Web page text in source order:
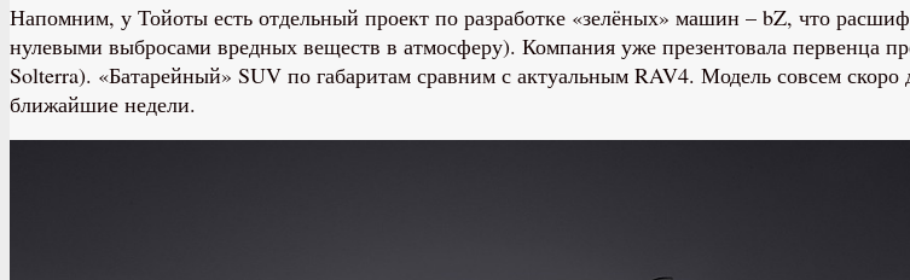
Напомним, у Тойоты есть отдельный проект по разработке «зелёных» машин – bZ, что
нулевыми выбросами вредных веществ в атмосферу). Компания уже презентовала первенца
Solterra). «Батарейный» SUV по габаритам сравним с актуальным RAV4. Модель совсем
ближайшие недели.